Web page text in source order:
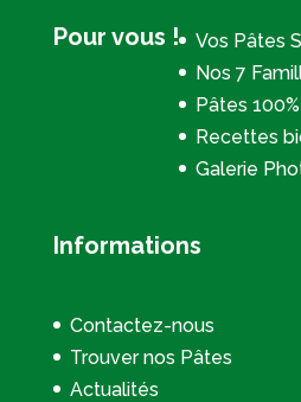
Pour vous !
Vos Pâtes
Nos 7
Pâtes
Recettes
Galerie
Informations
Contactez-nous
Trouver nos Pâtes
Actualités